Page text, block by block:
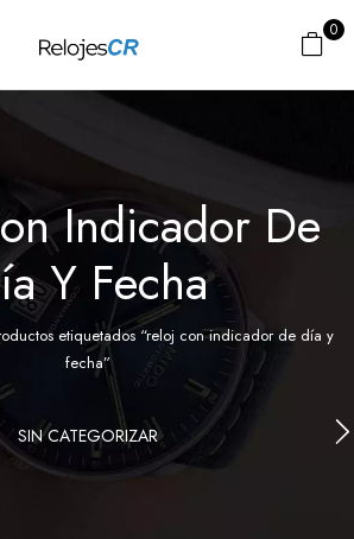
0
Indicador De
Y Fecha
etiquetados “reloj con indicador de día y
fecha”
SIN CATEGORIZAR